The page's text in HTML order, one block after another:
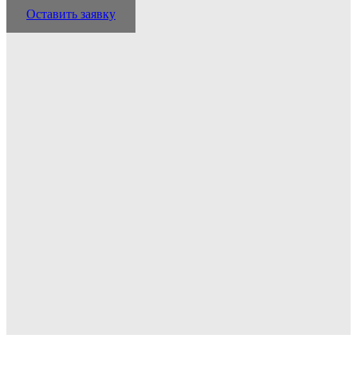
Оставить заявку